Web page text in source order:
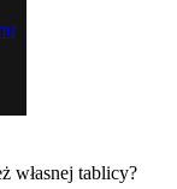
własnej tablicy?